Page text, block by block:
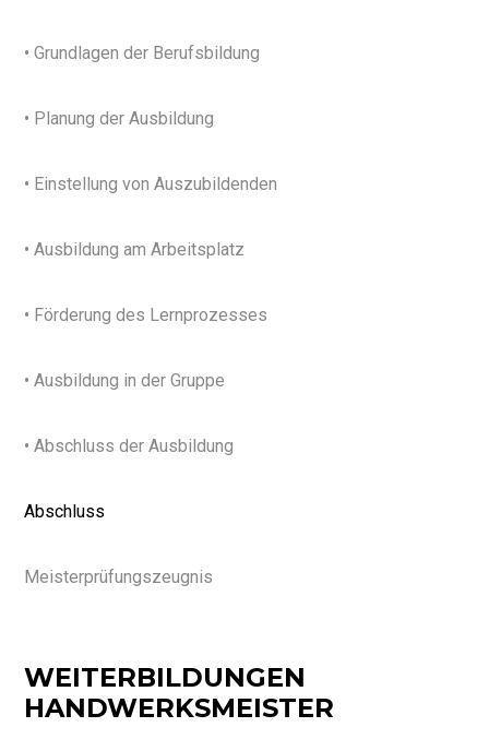
• Grundlagen der Berufsbildung
• Planung der Ausbildung
• Einstellung von Auszubildenden
• Ausbildung am Arbeitsplatz
• Förderung des Lernprozesses
• Ausbildung in der Gruppe
• Abschluss der Ausbildung
Abschluss
Meisterprüfungszeugnis
WEITERBILDUNGEN
HANDWERKSMEISTER